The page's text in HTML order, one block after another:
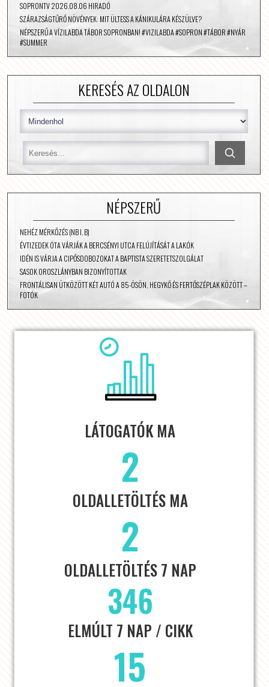
SOPRONTV 2026.08.06 HIRADÓ
SZÁRAZSÁGTŰRŐ NÖVÉNYEK: MIT ÜLTESS A KÁNIKULÁRA KÉSZÜLVE?
NÉPSZERŰ A VÍZILABDA TÁBOR SOPRONBAN! #VIZILABDA #SOPRON #TÁBOR #NYÁR
#SUMMER
KERESÉS AZ OLDALON
NÉPSZERŰ
NEHÉZ MÉRKŐZÉS (NB I. B)
ÉVTIZEDEK ÓTA VÁRJÁK A BERCSÉNYI UTCA FELÚJÍTÁSÁT A LAKÓK
IDÉN IS VÁRJA A CIPŐSDOBOZOKAT A BAPTISTA SZERETETSZOLGÁLAT
SASOK OROSZLÁNYBAN BIZONYÍTOTTAK
FRONTÁLISAN ÜTKÖZÖTT KÉT AUTÓ A 85-ÖSÖN, HEGYKŐ ÉS FERTŐSZÉPLAK KÖZÖTT –
FOTÓK
LÁTOGATÓK MA
2
OLDALLETÖLTÉS MA
2
OLDALLETÖLTÉS 7 NAP
346
ELMÚLT 7 NAP / CIKK
15